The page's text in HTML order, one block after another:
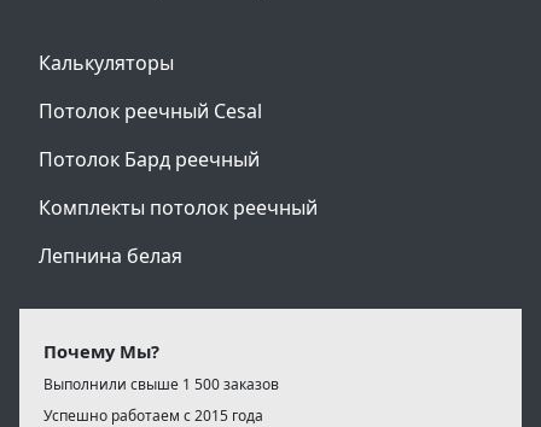
Калькуляторы
Потолок реечный Cesal
Потолок Бард реечный
Комплекты потолок реечный
Лепнина белая
Почему Мы?
Выполнили свыше 1 500 заказов
Успешно работаем с 2015 года